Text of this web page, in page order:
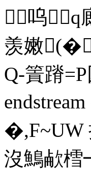
呜q
羡嫩
Q-篢蹐
�,F~UW
沒鷠欳